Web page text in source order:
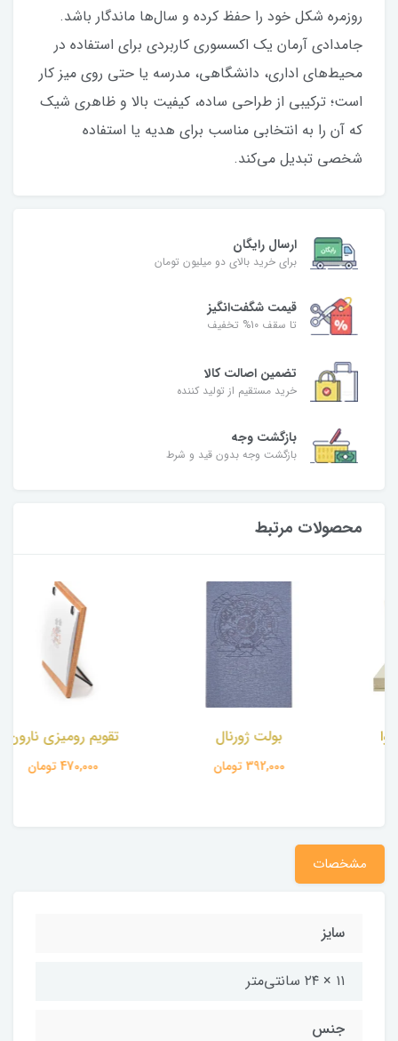
روزمره شکل خود را حفظ کرده و سال‌ها ماندگار باشد.
جامدادی آرمان یک اکسسوری کاربردی برای استفاده در
محیط‌های اداری، دانشگاهی، مدرسه یا حتی روی میز کار
است؛ ترکیبی از طراحی ساده، کیفیت بالا و ظاهری شیک
که آن را به انتخابی مناسب برای هدیه یا استفاده
شخصی تبدیل می‌کند.
ارسال رایگان
برای خرید بالای دو میلیون تومان
قیمت شگفت‌انگیز
تا سقف 10% تخفیف
تضمین اصالت کالا
خرید مستقیم از تولید کننده
بازگشت وجه
بازگشت وجه بدون قید و شرط
محصولات مرتبط
بولت ژورنال تقویم رومیزی نارون
مشخصات
سایز
۱۱ × ۲۴ سانتی‌متر
جنس